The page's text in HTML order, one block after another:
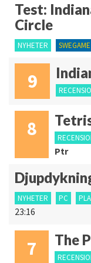
Test:
Circle
NYHETER SWEGAME
9
8
Ptr
NYHETER PC
23:16
7 The